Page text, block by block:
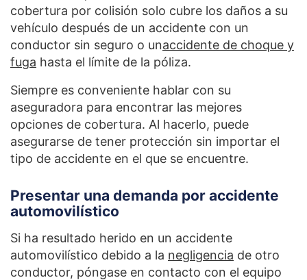
cobertura por colisión solo cubre los daños a su
vehículo después de un accidente con un
conductor sin seguro o unaccidente de choque y
fuga hasta el límite de la póliza.
Siempre es conveniente hablar con su
aseguradora para encontrar las mejores
opciones de cobertura. Al hacerlo, puede
asegurarse de tener protección sin importar el
tipo de accidente en el que se encuentre.
Presentar una demanda por accidente
automovilístico
Si ha resultado herido en un accidente
automovilístico debido a la negligencia de otro
conductor, póngase en contacto con el equipo